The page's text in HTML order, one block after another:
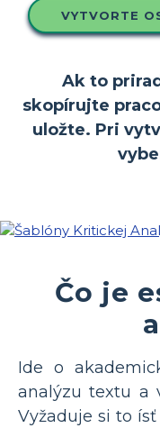
VYTVORTE
Ak to
skopírujte
uložte. Pri
Čo je
Ide o
analýzu textu a
Vyžaduje si to